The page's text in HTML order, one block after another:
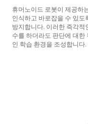
휴머노이드 로봇이 제공하
인식하고 바로잡을 수 있도
방지합니다. 이러한 즉각적
수를 하더라도 판단에 대한
인 학습 환경을 조성합니다.